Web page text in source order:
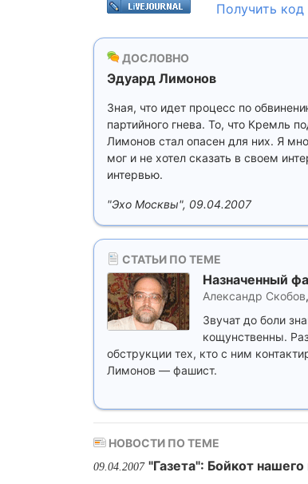
Получить код
ДОСЛОВНО
Эдуард Лимонов
Зная, что идет процесс по
партийного гнева. То, что Кремль
Лимонов стал опасен для них. Я
мог и не хотел сказать в своем
интервью.
"Эхо Москвы", 09.04.2007
СТАТЬИ ПО ТЕМЕ
Назначенный
Александр Скобов,
Звучат до боли
кощунственны.
обструкции тех, кто с ним
Лимонов — фашист.
НОВОСТИ ПО ТЕМЕ
09.04.2007 "Газета": Бойкот